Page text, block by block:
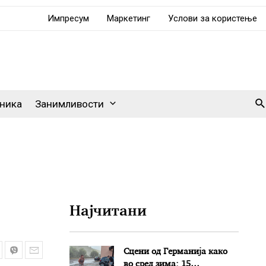
Импресум Маркетинг Услови за користење
Занимливости
Најчитани
Сцени од Германија како
во сред зима: 15